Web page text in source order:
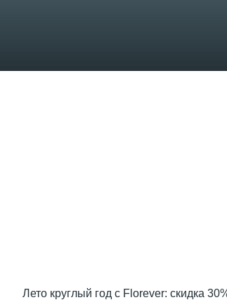
Лето круглый год с Florever: скидка